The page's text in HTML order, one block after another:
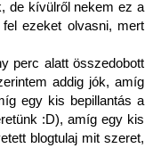
de kívülről nekem ez a
ezeket olvasni, mert
perc alatt összedobott
addig jók, amíg
egy kis bepillantás a
:D), amíg egy kis
blogtulaj mit szeret,